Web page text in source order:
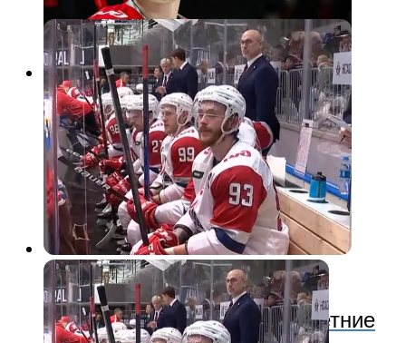
КХЛ2 месяца назад
Локомотив подписал двухлетние